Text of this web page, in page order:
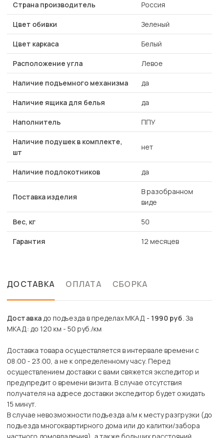
Страна производитель Россия
Цвет обивки Зеленый
Цвет каркаса Белый
Расположение угла Левое
Наличие подъемного механизма да
Наличие ящика для белья да
Наполнитель ППУ
Наличие подушек в комплекте,
шт
нет
Наличие подлокотников да
Поставка изделия
В разобранном
виде
Вес, кг 50
Гарантия 12 месяцев
ДОСТАВКА ОПЛАТА СБОРКА
Доставкадо подъезда в пределах МКАД - 1990 руб. За
МКАД: до 120 км - 50 руб./км
Доставка товара осуществляется в интервале времени с
08:00 - 23:00, а не к определенному часу. Перед
осуществлением доставки с вами свяжется экспедитор и
предупредит о времени визита. В случае отсутствия
получателя на адресе доставки экспедитор будет ожидать
15 минут.
В случае невозможности подъезда а/м к месту разгрузки (до
подъезда многоквартирного дома или до калитки/забора